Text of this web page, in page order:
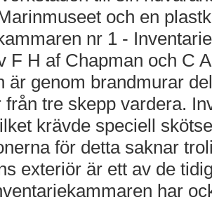
och en
nr 1 -
F H af Chapman och C
är genom brandmurar
från tre skepp vardera.
krävde speciell
för detta saknar
exteriör är ett av de
har